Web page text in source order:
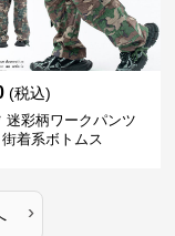
(税込)
迷彩柄ワークパンツ
着系ボトムス
›